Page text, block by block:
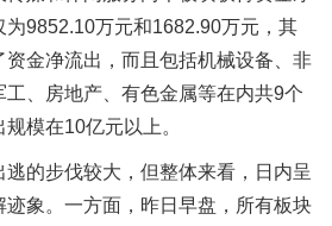
9852.10万元和1682.90万元，其
金净流出，而且包括机械设备、非
、房地产、有色金属等在内共9个
模在10亿元以上。
的步伐较大，但整体来看，日内呈
象。一方面，昨日早盘，所有板块